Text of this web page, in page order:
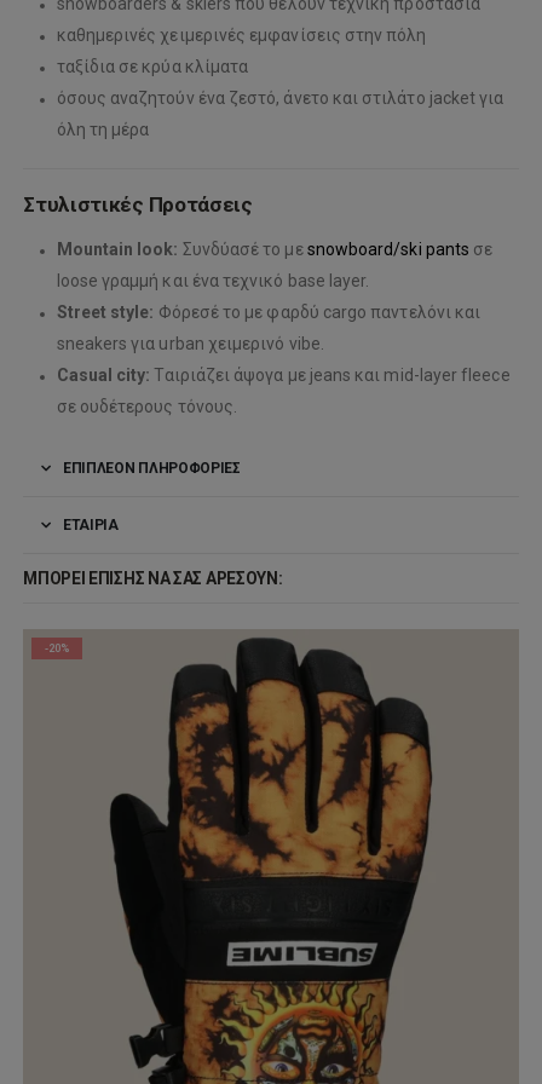
καθημερινές χειμερινές εμφανίσεις στην πόλη
ταξίδια σε κρύα κλίματα
όσους αναζητούν ένα ζεστό, άνετο και στιλάτο jacket για
όλη τη μέρα
Στυλιστικές Προτάσεις
Mountain look: Συνδύασέ το μεsnowboard/ski pants σε
loose γραμμή και ένα τεχνικό base layer.
Street style: Φόρεσέ το με φαρδύ cargo παντελόνι και
sneakers για urban χειμερινό vibe.
Casual city: Ταιριάζει άψογα με jeans και mid-layer fleece
σε ουδέτερους τόνους.
ΕΠΙΠΛΈΟΝ ΠΛΗΡΟΦΟΡΊΕΣ
ΕΤΑΙΡΊΑ
ΜΠΟΡΕΊ ΕΠΊΣΗΣ ΝΑ ΣΑΣ ΑΡΈΣΟΥΝ:
-20%